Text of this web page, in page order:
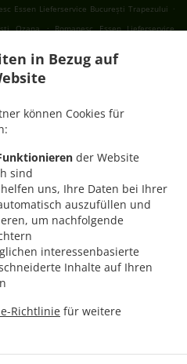
in Bezug auf
können Cookies für
der Website
sind
helfen uns, Ihre Daten bei Ihrer
auszufüllen und
um nachfolgende
interessenbasierte
Inhalte auf Ihren
Richtlinie für weitere
Essen Lieferservice București Trapezului .
Ozana
. Romanesc Essen Lieferservice
Aviației
. Romanesc Essen Lieferservice
Romanesc Essen Lieferservice București
București Sector 4
Sector 5
.
Lieferservice București Fundeni
Romanesc
Essen Lieferservice Popești-Leordeni Sector
Leordeni Sector 4 . Romanesc Essen
Sector 2
. Romanesc Essen Lieferservice
Voluntari Pipera